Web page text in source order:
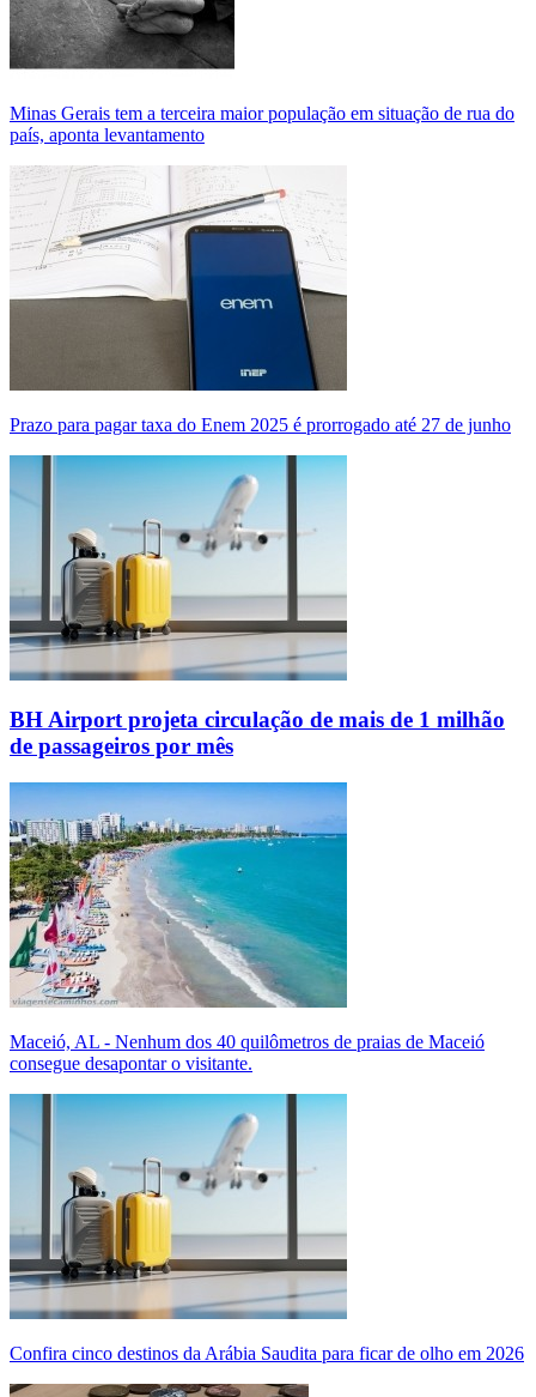
Minas Gerais tem a terceira maior população em situação de rua do
país, aponta levantamento
Prazo para pagar taxa do Enem 2025 é prorrogado até 27 de junho
BH Airport projeta circulação de mais de 1 milhão
de passageiros por mês
Maceió, AL - Nenhum dos 40 quilômetros de praias de Maceió
consegue desapontar o visitante.
Confira cinco destinos da Arábia Saudita para ficar de olho em 2026